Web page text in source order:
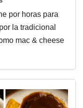
por horas para
la tradicional
mac & cheese